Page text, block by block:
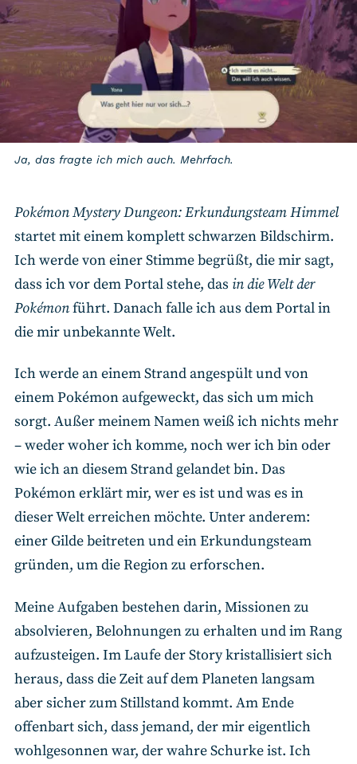
Ja, das fragte ich mich auch. Mehrfach.
Pokémon Mystery Dungeon: Erkundungsteam Himmel
startet mit einem komplett schwarzen Bildschirm.
Ich werde von einer Stimme begrüßt, die mir sagt,
dass ich vor dem Portal stehe, das in die Welt der
Pokémonführt. Danach falle ich aus dem Portal in
die mir unbekannte Welt.
Ich werde an einem Strand angespült und von
einem Pokémon aufgeweckt, das sich um mich
sorgt. Außer meinem Namen weiß ich nichts mehr
– weder woher ich komme, noch wer ich bin oder
wie ich an diesem Strand gelandet bin. Das
Pokémon erklärt mir, wer es ist und was es in
dieser Welt erreichen möchte. Unter anderem:
einer Gilde beitreten und ein Erkundungsteam
gründen, um die Region zu erforschen.
Meine Aufgaben bestehen darin, Missionen zu
absolvieren, Belohnungen zu erhalten und im Rang
aufzusteigen. Im Laufe der Story kristallisiert sich
heraus, dass die Zeit auf dem Planeten langsam
aber sicher zum Stillstand kommt. Am Ende
offenbart sich, dass jemand, der mir eigentlich
wohlgesonnen war, der wahre Schurke ist. Ich